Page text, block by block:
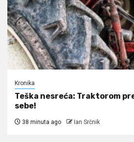
Kronika
Teška nesreća: Traktorom
sebe!
38 minuta ago Ian Srčnik